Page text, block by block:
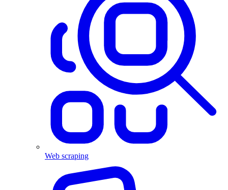
Web scraping